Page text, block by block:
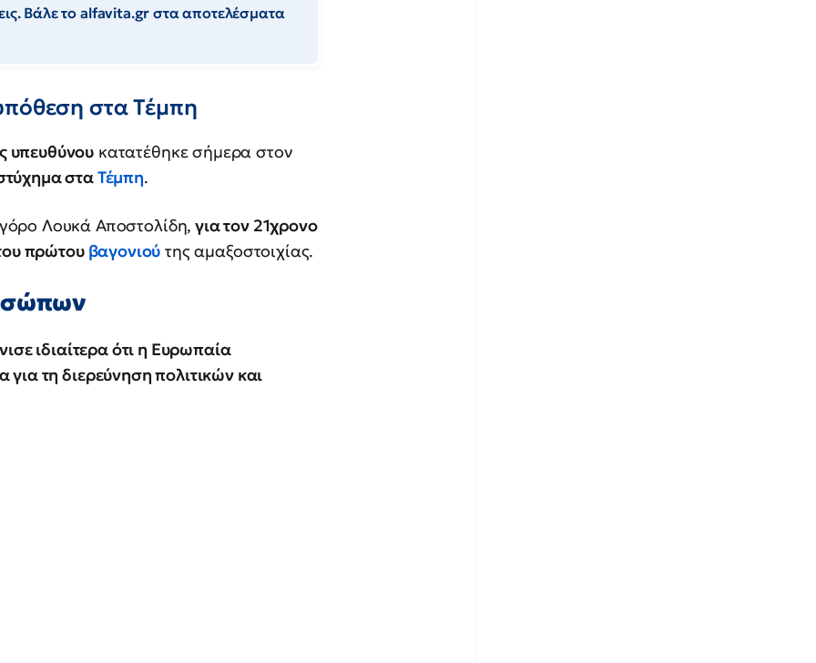
Βάλε το alfavita.gr στα αποτελέσματα
στα Τέμπη
υπευθύνου κατατέθηκε σήμερα στον
σταΤέμπη.
Λουκά Αποστολίδη, για τον 21χρονο
πρώτου βαγονιού της αμαξοστοιχίας.
ιδιαίτερα ότι η Ευρωπαία
τη διερεύνηση πολιτικών και